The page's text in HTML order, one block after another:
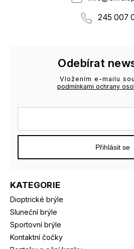
245 007
KATEGORIE
Dioptrické brýle
Sluneční brýle
Sportovní brýle
Kontaktní čočky
Odebírat
Vložením e-mailu
podmínkami ochrany
Přihlásit se